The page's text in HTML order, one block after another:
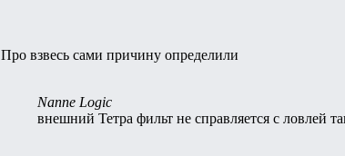
Про взвесь сами причину определили
Nanne Logic
внешний Тетра фильт не справляется с ловлей